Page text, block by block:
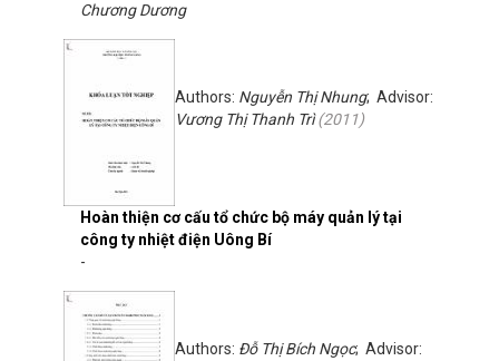
Chương Dương
Hoàn thiện cơ cấu tổ chức bộ máy quản lý tại
công ty nhiệt điện Uông Bí
Authors: Nguyễn Thị Nhung; Advisor:
Vương Thị Thanh Trì(2011)
-
Authors: Đỗ Thị Bích Ngọc; Advisor: